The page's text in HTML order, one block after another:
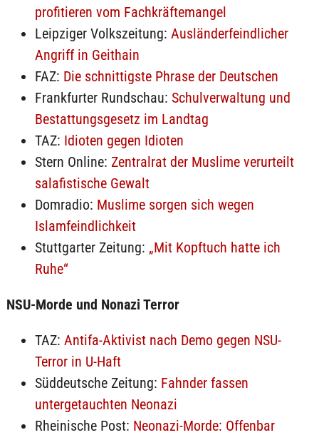
profitieren vom Fachkräftemangel
Leipziger Volkszeitung: Ausländerfeindlicher
Angriff in Geithain
FAZ: Die schnittigste Phrase der Deutschen
Frankfurter Rundschau: Schulverwaltung und
Bestattungsgesetz im Landtag
TAZ: Idioten gegen Idioten
Stern Online: Zentralrat der Muslime verurteilt
salafistische Gewalt
Domradio: Muslime sorgen sich wegen
Islamfeindlichkeit
Stuttgarter Zeitung: „Mit Kopftuch hatte ich
Ruhe“
NSU-Morde und Nonazi Terror
TAZ: Antifa-Aktivist nach Demo gegen NSU-
Terror in U-Haft
Süddeutsche Zeitung: Fahnder fassen
untergetauchten Neonazi
Rheinische Post: Neonazi-Morde: Offenbar